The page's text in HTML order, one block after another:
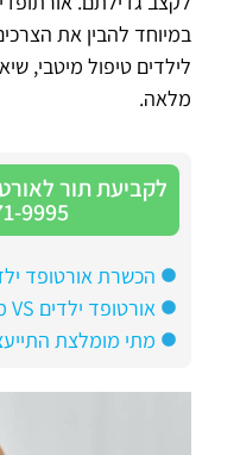
במיוחד להבין את
לילדים טיפול מיטבי,
מלאה.
לקביעת תור
9995
הכשרת אורטופד
אורטופד ילדים VS מבוגרים
מתי מומלצת